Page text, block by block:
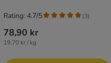
78,90 kr
19,70 kr / kg
Rating: 4.7/5 (3)